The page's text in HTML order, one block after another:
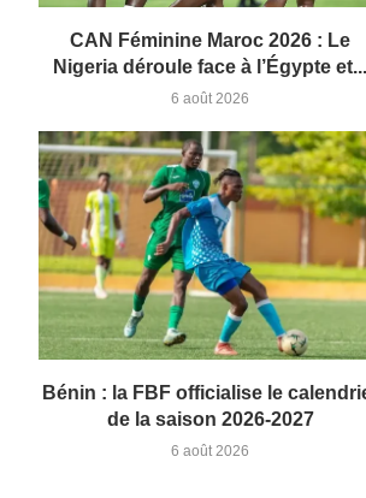
CAN Féminine Maroc 2026 : Le
Nigeria déroule face à l’Égypte et...
6 août 2026
Bénin : la FBF officialise le
de la saison 2026-2027
6 août 2026